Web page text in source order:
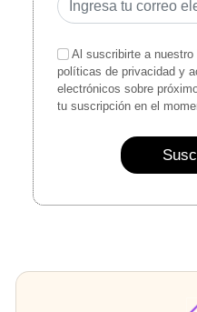
Al suscribirte a
políticas de privacidad y
electrónicos sobre
tu suscripción en el